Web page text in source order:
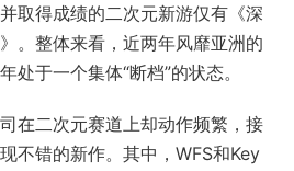
取得成绩的二次元新游仅有《深
。整体来看，近两年风靡亚洲的
处于一个集体“断档”的状态。
在二次元赛道上却动作频繁，接
不错的新作。其中，WFS和Key